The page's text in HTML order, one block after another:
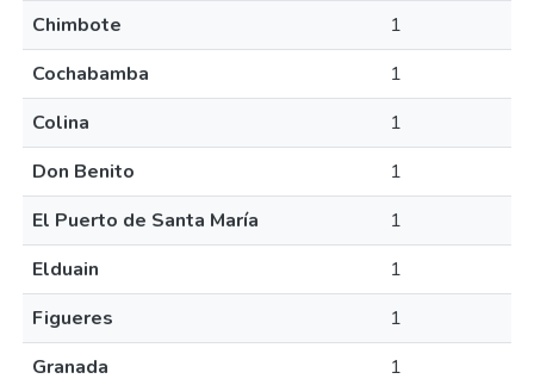
Chimbote
1
Cochabamba
1
Colina
1
Don Benito
1
El Puerto de Santa María
1
Elduain
1
Figueres
1
Granada
1